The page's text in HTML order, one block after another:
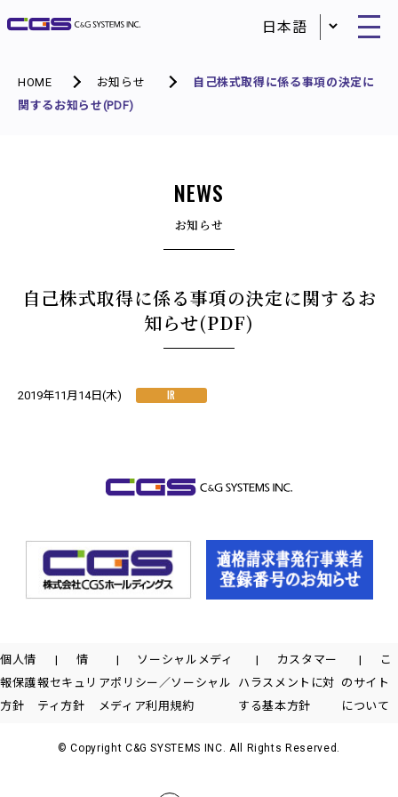
HOME お知らせ
自己株式取得に係る事項の決定に
関するお知らせ(PDF)
NEWS
お知らせ
自己株式取得に係る事項の決定に関するお
知らせ(PDF)
2019年11月14日(木) IR
個人情
報保護
方針
情
報セキュリ
ティ方針
ソーシャルメディ
アポリシー／ソーシャル
メディア利用規約
カスタマー
ハラスメントに対
する基本方針
こ
のサイト
について
© Copyright C&G SYSTEMS INC. All Rights Reserved.